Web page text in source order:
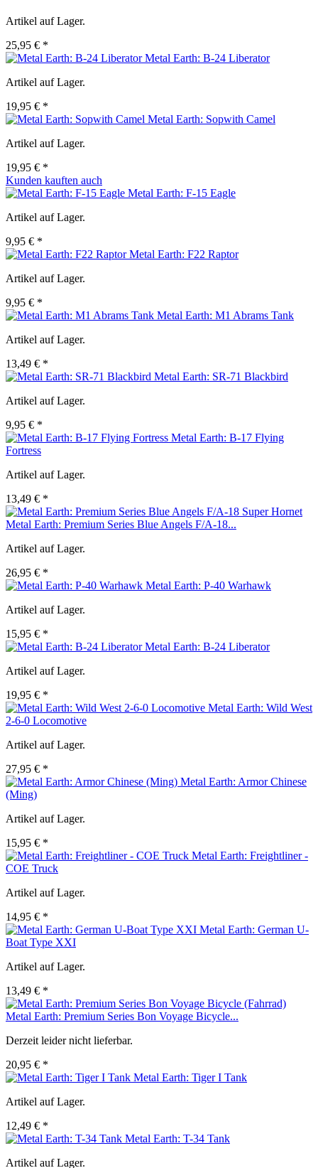
Artikel auf Lager.
25,95 € *
Metal Earth: B-24 Liberator
Artikel auf Lager.
19,95 € *
Metal Earth: Sopwith Camel
Artikel auf Lager.
19,95 € *
Kunden kauften auch
Metal Earth: F-15 Eagle
Artikel auf Lager.
9,95 € *
Metal Earth: F22 Raptor
Artikel auf Lager.
9,95 € *
Metal Earth: M1 Abrams Tank
Artikel auf Lager.
13,49 € *
Metal Earth: SR-71 Blackbird
Artikel auf Lager.
9,95 € *
Metal Earth: B-17 Flying
Fortress
Artikel auf Lager.
13,49 € *
Metal Earth: Premium Series Blue Angels F/A-18...
Artikel auf Lager.
26,95 € *
Metal Earth: P-40 Warhawk
Artikel auf Lager.
15,95 € *
Metal Earth: B-24 Liberator
Artikel auf Lager.
19,95 € *
Metal Earth: Wild West
2-6-0 Locomotive
Artikel auf Lager.
27,95 € *
Metal Earth: Armor Chinese
(Ming)
Artikel auf Lager.
15,95 € *
Metal Earth: Freightliner -
COE Truck
Artikel auf Lager.
14,95 € *
Metal Earth: German U-
Boat Type XXI
Artikel auf Lager.
13,49 € *
Metal Earth: Premium Series Bon Voyage Bicycle...
Derzeit leider nicht lieferbar.
20,95 € *
Metal Earth: Tiger I Tank
Artikel auf Lager.
12,49 € *
Metal Earth: T-34 Tank
Artikel auf Lager.